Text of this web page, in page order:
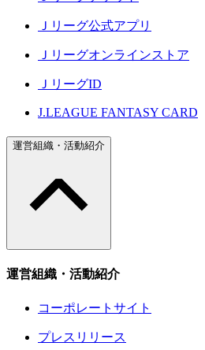
Ｊリーグ公式アプリ
Ｊリーグオンラインストア
ＪリーグID
J.LEAGUE FANTASY CARD
運営組織・活動紹介
運営組織・活動紹介
コーポレートサイト
プレスリリース